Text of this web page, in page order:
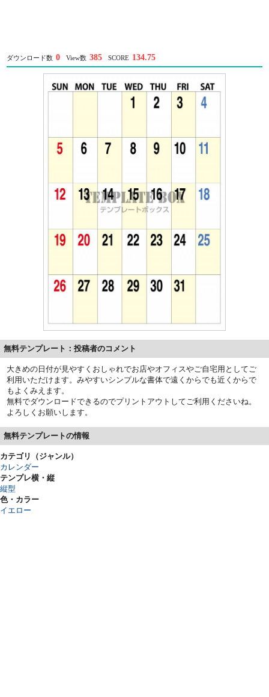
ダウンロード数 0 View数 385 SCORE 134.75
無料テンプレート：投稿者のコメント
大きめの日付が見やすくおしゃれでお店やオフィスやご自宅用としてご
利用いただけます。みやすいシンプルな書体で遠くからでも近くからで
もよくみえます。
無料でダウンロードできるのでプリントアウトしてご利用くださいね。
よろしくお願いします。
無料テンプレートの情報
カテゴリ（ジャンル）
カレンダー
テンプレ横・縦
縦型
色・カラー
イエロー